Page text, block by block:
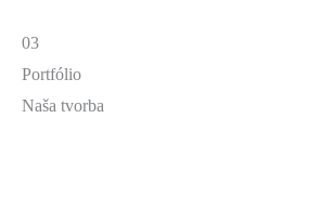
03
Portfólio
Naša tvorba